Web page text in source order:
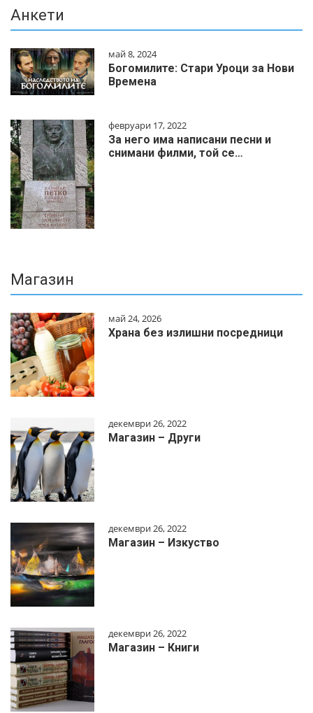
Анкети
май 8, 2024
Богомилите: Стари Уроци за Нови
Времена
февруари 17, 2022
За него има написани песни и
снимани филми, той се…
Магазин
май 24, 2026
Храна без излишни посредници
декември 26, 2022
Магазин – Други
декември 26, 2022
Магазин – Изкуство
декември 26, 2022
Магазин – Книги